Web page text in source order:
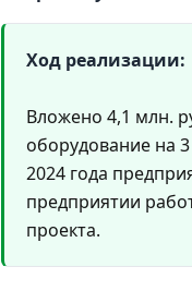
Ход реализации:
Вложено 4,1 млн.
оборудование на
2024 года
предприятии
проекта.